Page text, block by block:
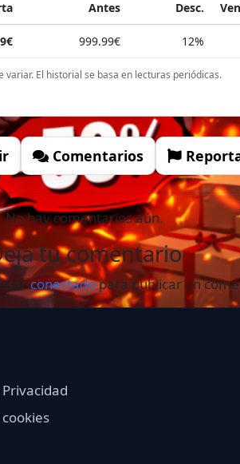
Antes Desc.
999.99€ 12%
variar. El historial se basa en lecturas periódicas.
Comentarios
No hay comentarios aún.
tu comentario
conectadopara publicar un